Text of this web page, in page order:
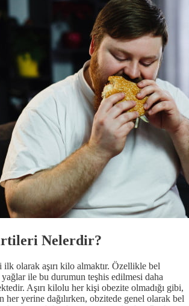
Nelerdir?
olarak aşırı kilo almaktır. Özellikle bel
ile bu durumun teşhis edilmesi daha
Aşırı kilolu her kişi obezite olmadığı gibi,
yerine dağılırken, obzitede genel olarak bel